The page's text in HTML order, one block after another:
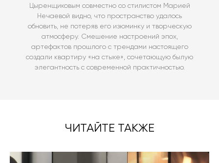
Цыренщиковым совместно со стилистом Марией
Нечаевой видно, что пространство удалось
обновить, не потеряв его изюминку и творческую
атмосферу. Смешение настроений эпох,
артефактов прошлого с трендами настоящего
создали квартиру «на стыке», сочетающую былую
элегантность с современной практичностью.
ЧИТАЙТЕ ТАКЖЕ